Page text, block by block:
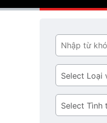
Tìm
Loại
văn
bản
Tình
trạng